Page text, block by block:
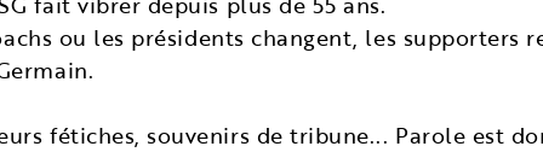
ou les présidents changent, les
fétiches, souvenirs de tribune... Parole est